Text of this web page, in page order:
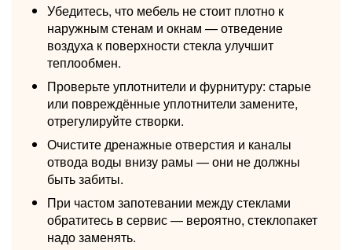
Убедитесь, что мебель не стоит плотно к
наружным стенам и окнам — отведение
воздуха к поверхности стекла улучшит
теплообмен.
Проверьте уплотнители и фурнитуру: старые
или повреждённые уплотнители замените,
отрегулируйте створки.
Очистите дренажные отверстия и каналы
отвода воды внизу рамы — они не должны
быть забиты.
При частом запотевании между стеклами
обратитесь в сервис — вероятно, стеклопакет
надо заменять.